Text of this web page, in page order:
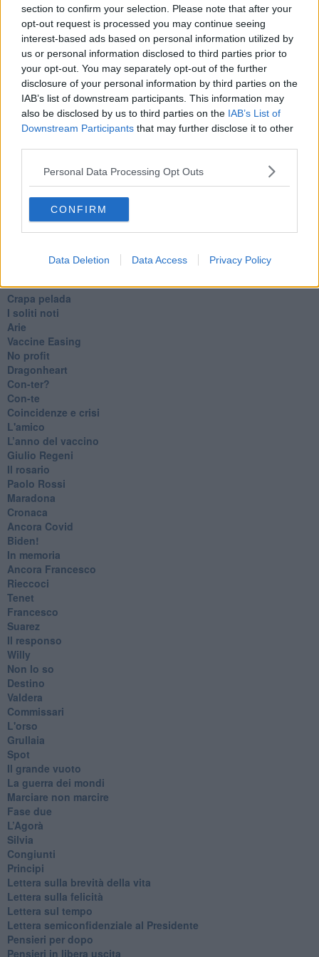
section to confirm your selection. Please note that after your
opt-out request is processed you may continue seeing
interest-based ads based on personal information utilized by
us or personal information disclosed to third parties prior to
your opt-out. You may separately opt-out of the further
disclosure of your personal information by third parties on the
IAB’s list of downstream participants. This information may
also be disclosed by us to third parties on the IAB’s List of
Downstream Participants that may further disclose it to other
Personal Data Processing Opt Outs
CONFIRM
Data Deletion Data Access Privacy Policy
​Agorà reloaded
Ultimo
​L’urlo e gli inglesi
Carrà
Può darsi
Europei
Acciaio
Il Presidente
​Il Giro
​Ci vuole Fedez
​Cronaca di un vaccino annunciato
​Liberazione
Esternazioni
Nazionali
​Ricorrenze e celebrazioni
Marte
​Crapa pelada
​I soliti noti
Arie
​Vaccine Easing
No profit
Dragonheart
Con-ter?
​Con-te
Coincidenze e crisi
L'amico
​L’anno del vaccino
Giulio Regeni
​Il rosario
Paolo Rossi
Maradona
Cronaca
​Ancora Covid
​Biden!
In memoria
​Ancora Francesco
Rieccoci
Tenet
Francesco
Suarez
​Il responso
Willy
Non lo so
Destino
Valdera
Commissari
L'orso
Grullaia
Spot
​Il grande vuoto
​La guerra dei mondi
Marciare non marcire
Fase due
L’Agorà
Silvia
Congiunti
Principi
​Lettera sulla brevità della vita
​Lettera sulla felicità
​Lettera sul tempo
Lettera semiconfidenziale al Presidente
Pensieri per dopo
​Pensieri in libera uscita